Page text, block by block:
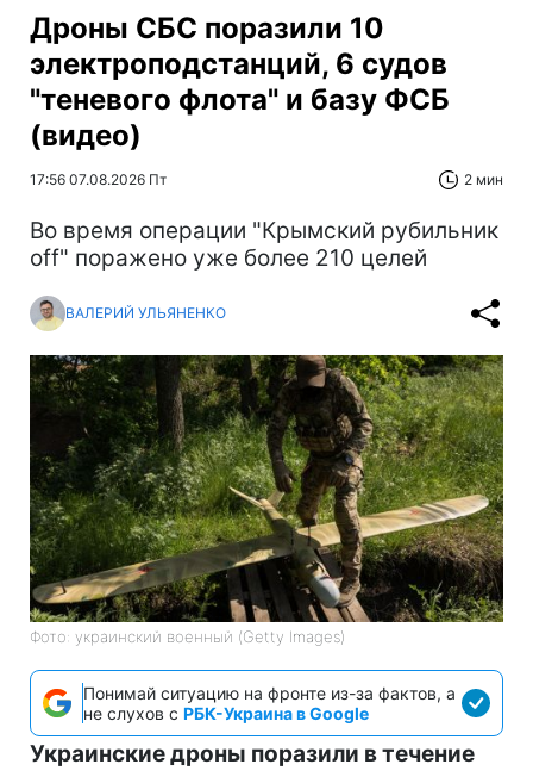
Дроны СБС поразили 10
электроподстанций, 6 судов
"теневого флота" и базу ФСБ
(видео)
17:56 07.08.2026 Пт 2 мин
Во время операции "Крымский рубильник
off" поражено уже более 210 целей
ВАЛЕРИЙ УЛЬЯНЕНКО
Фото: украинский военный (Getty Images)
Понимай ситуацию на фронте из-за фактов, а
не слухов с РБК-Украина в Google
Украинские дроны поразили в течение